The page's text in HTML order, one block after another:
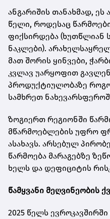
ანგარიშის თანახმად, ეს
წელი, როდესაც
ფიქსირდება (ხუთწლიან
ნაკლები).
მათ შორის ყინვები,
კვლავ უარყოფით
პროდუქტიულობაზე
სამხრეთ
ზოგიერთ რეგიონში
მწარმოებლების უფრო
ასახავს. არსებულ
წარმოება მარაგებზე
ხელს და დეფიციტის
წამყვანი მეღვინეობის
2025 წელს